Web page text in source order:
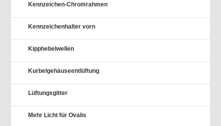
Kennzeichen-Chromrahmen
Kennzeichenhalter vorn
Kipphebelwellen
Kurbelgehäuseentlüftung
Lüftungsgitter
Mehr Licht für Ovalis